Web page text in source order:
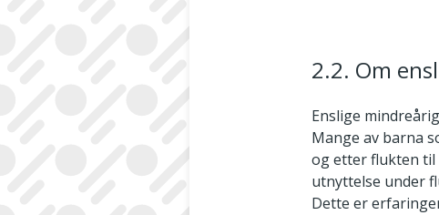
2.2. Om
Enslige
Mange av barna
og etter flukten til
utnyttelse under
Dette er